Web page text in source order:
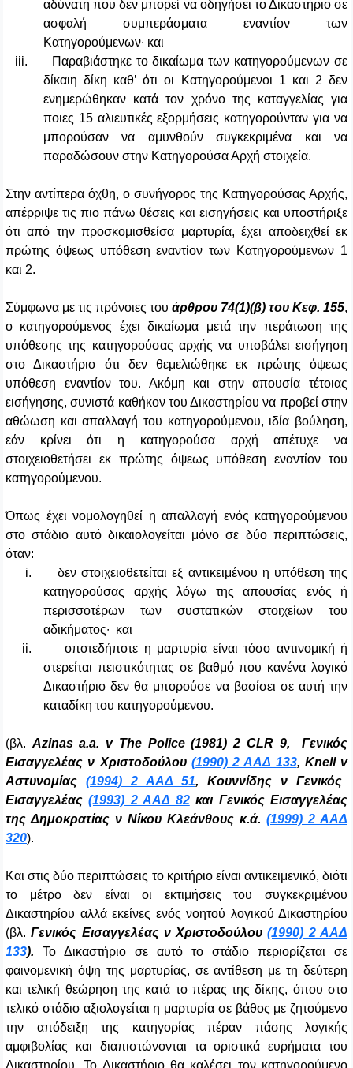
αδύνατη που δεν μπορεί να οδηγήσει το Δικαστήριο σε
ασφαλή συμπεράσματα εναντίον των
Κατηγορούμενων∙ και
iii.
Παραβιάστηκε το δικαίωμα των κατηγορούμενων σε
δίκαιη δίκη καθ’ ότι οι Κατηγορούμενοι 1 και 2 δεν
ενημερώθηκαν κατά τον χρόνο της καταγγελίας για
ποιες 15 αλιευτικές εξορμήσεις κατηγορούνταν για να
μπορούσαν να αμυνθούν συγκεκριμένα και να
παραδώσουν στην Κατηγορούσα Αρχή στοιχεία.
Στην αντίπερα όχθη, ο συνήγορος της Κατηγορούσας Αρχής,
απέρριψε τις πιο πάνω θέσεις και εισηγήσεις και υποστήριξε
ότι από την προσκομισθείσα μαρτυρία, έχει αποδειχθεί εκ
πρώτης όψεως υπόθεση εναντίοντων Κατηγορούμενων 1
και 2.
Σύμφωνα με τις πρόνοιες του άρθρου 74(1)(β) του Κεφ. 155,
ο κατηγορούμενος έχει δικαίωμα μετά την περάτωση της
υπόθεσης της κατηγορούσας αρχής να υποβάλει εισήγηση
στο Δικαστήριο ότι δεν θεμελιώθηκε εκ πρώτης όψεως
υπόθεση εναντίον του. Ακόμη και στην απουσία τέτοιας
εισήγησης, συνιστά καθήκον του Δικαστηρίου να προβεί στην
αθώωση και απαλλαγή του κατηγορούμενου, ιδία βούληση,
εάν κρίνει ότι η κατηγορούσα αρχή απέτυχε να
στοιχειοθετήσει εκ πρώτης όψεως υπόθεση εναντίον του
κατηγορούμενου.
Όπως έχει νομολογηθεί η απαλλαγή ενός κατηγορούμενου
στο στάδιο αυτό δικαιολογείται μόνο σε δύο περιπτώσεις,
όταν:
i.
δεν στοιχειοθετείται εξ αντικειμένου η υπόθεση της
κατηγορούσας αρχής λόγω της απουσίας ενός ή
περισσοτέρων των συστατικών στοιχείων του
αδικήματος∙ και
ii.
οποτεδήποτε η μαρτυρία είναι τόσο αντινομική ή
στερείται πειστικότητας σε βαθμό που κανένα λογικό
Δικαστήριο δεν θα μπορούσε να βασίσει σε αυτή την
καταδίκη του κατηγορούμενου.
(βλ. Azinas a.a. v The Police(1981) 2 CLR9, Γενικός
Εισαγγελέας ν Χριστοδούλου (1990) 2 ΑΑΔ 133, Knell v
Αστυνομίας (1994) 2 ΑΑΔ 51, Κουννίδης ν Γενικός
Εισαγγελέας(1993) 2 ΑΑΔ 82και Γενικός Εισαγγελέας
της Δημοκρατίας ν Νίκου Κλεάνθους κ.ά. (1999) 2 ΑΑΔ
320).
Και στις δύο περιπτώσεις το κριτήριο είναι αντικειμενικό, διότι
το μέτρο δεν είναι οι εκτιμήσεις του συγκεκριμένου
Δικαστηρίου αλλά εκείνες ενός νοητού λογικού Δικαστηρίου
(βλ.Γενικός Εισαγγελέας ν Χριστοδούλου(1990) 2 ΑΑΔ
133). Το Δικαστήριο σε αυτό το στάδιο περιορίζεται σε
φαινομενική όψη της μαρτυρίας, σε αντίθεση με τη δεύτερη
και τελική θεώρηση της κατά το πέρας της δίκης, όπου στο
τελικό στάδιο αξιολογείται η μαρτυρία σε βάθος με ζητούμενο
την απόδειξη της κατηγορίας πέραν πάσης λογικής
αμφιβολίας και διαπιστώνονται τα οριστικά ευρήματα του
Δικαστηρίου. Το Δικαστήριο θα καλέσει τον κατηγορούμενο